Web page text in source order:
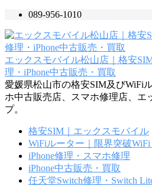
テ
ン
ツ
へ
ス
キ
ッ
089-956-1010
エックスモバイル松山店｜格安
理・iPhone中古販売・買取
愛媛県松山市の格安SIM及びWiFi
ホ中古販売店、スマホ修理店、エ
プ。
格安SIM｜エックスモバイル
WiFiルーター｜限界突破
iPhone修理・スマホ修理
iPhone中古販売・買取
任天堂Switch修理・Switch